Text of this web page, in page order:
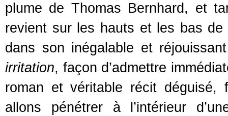
plume de Thomas Bernhard, et
revient sur les hauts et les bas de
dans son inégalable et
irritation, façon d’admettre
roman et véritable récit déguisé,
allons pénétrer à l’intérieur